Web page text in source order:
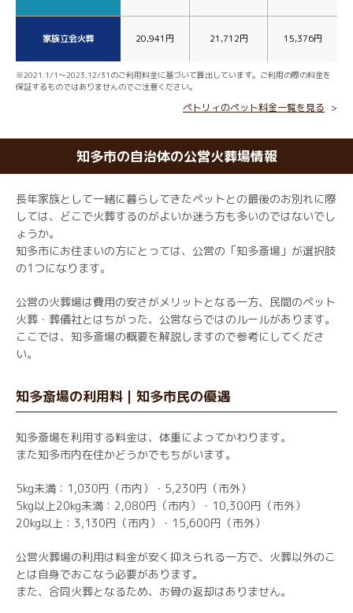
家族立会火葬 20,941円 21,712円 15,376円
※2021.1/1～2023.12/31のご利用料金に基づいて算出しています。ご利用の際の料金を
保証するものではありませんのでご注意ください。
ペトリィのペット料金一覧を見る
知多市の自治体の公営火葬場情報
長年家族として一緒に暮らしてきたペットとの最後のお別れに際
しては、どこで火葬するのがよいか迷う方も多いのではないでし
ょうか。
知多市にお住まいの方にとっては、公営の「知多斎場」が選択肢
の1つになります。
公営の火葬場は費用の安さがメリットとなる一方、民間のペット
火葬・葬儀社とはちがった、公営ならではのルールがあります。
ここでは、知多斎場の概要を解説しますので参考にしてくださ
い。
知多斎場の利用料｜知多市民の優遇
知多斎場を利用する料金は、体重によってかわります。
また知多市内在住かどうかでもちがいます。
5kg未満：1,030円（市内）・5,230円（市外）
5kg以上20kg未満：2,080円（市内）・10,300円（市外）
20kg以上：3,130円（市内）・15,600円（市外）
公営火葬場の利用は料金が安く抑えられる一方で、火葬以外のこ
とは自身でおこなう必要があります。
また、合同火葬となるため、お骨の返却はありません。